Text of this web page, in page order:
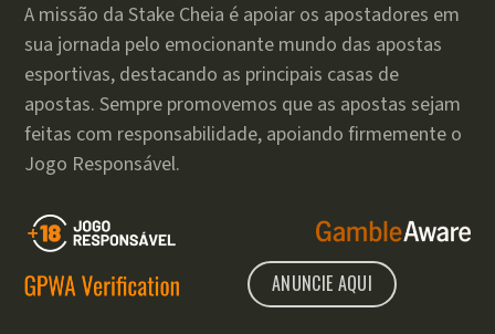
A missão da Stake Cheia é apoiar os apostadores em
sua jornada pelo emocionante mundo das apostas
esportivas, destacando as principais casas de
apostas. Sempre promovemos que as apostas sejam
feitas com responsabilidade, apoiando firmemente o
Jogo Responsável.
ANUNCIE AQUI